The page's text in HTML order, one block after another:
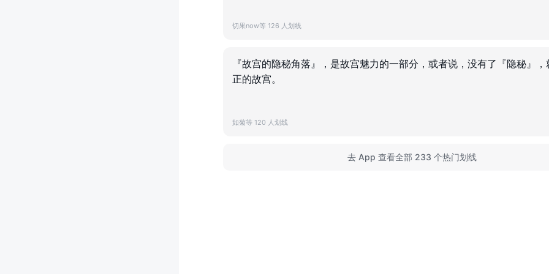
切果now等 126 人划线
『故宫的隐秘角落』，是故宫魅力的一部分，或者说，没有了『隐秘』
正的故宫。
如菊等 120 人划线
去 App 查看全部 233 个热门划线